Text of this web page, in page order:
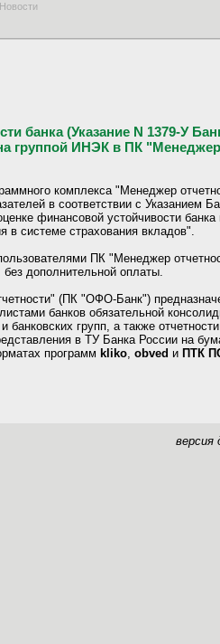
Новости
банка (Указание N 1379-У
группой ИНЭК в ПК "Менеджер
комплекса "Менеджер
в соответствии с Указанием
финансовой устойчивости банка
в системе страхования вкладов".
ПК "Менеджер
дополнительной оплаты.
(ПК "ОФО-Банк")
банков обязательной
банковских групп, а также
в ТУ Банка России на
программ kliko obved и ПТК
версия